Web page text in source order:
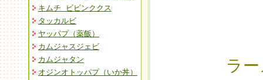
キムチ ビビンククス
タッカルビ
ヤッパプ（薬飯）
カムジャスジェビ
カムジャタン
オジンオトッパプ（いか丼）
ラ